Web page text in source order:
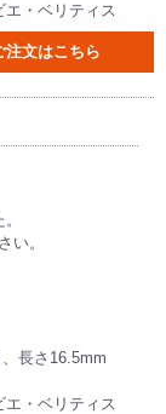
エ・ベリティス
注文はこちら
い。
長さ16.5mm
エ・ベリティス